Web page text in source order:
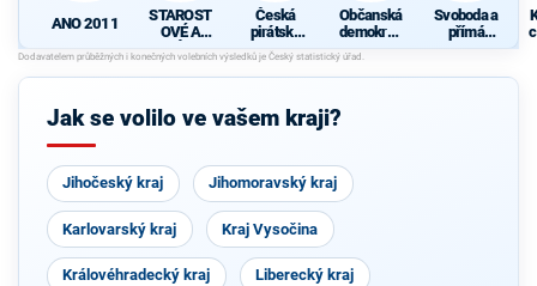
ANO 2011
STAROST
OVÉ A
NEZÁVISL
Í
Česká
pirátská
strana
Občanská
demokrati
cká strana
Svoboda a
přímá
demokraci
Jak se volilo ve vašem kraji?
Jihočeský kraj Jihomoravský kraj
Karlovarský kraj Kraj Vysočina
Královéhradecký kraj Liberecký kraj